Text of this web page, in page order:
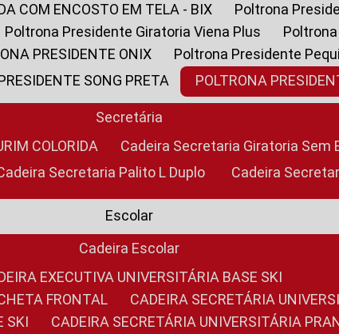
COM ENCOSTO EM TELA - BIX
Poltrona
Poltrona Presidente Giratoria Viena Plus
PRESIDENTE ONIX
Poltrona Presidente
SONG PRETA POLTRONA
Secretária
COLORIDA
Cadeira Secretaria Giratoria Sem
Cadeira Secretaria Palito L Duplo Cadeira
Escolar
Cadeira Escolar
EXECUTIVA UNIVERSITÁRIA BASE SKI
FRONTAL
CADEIRA SECRETÁRIA
SKI
CADEIRA SECRETÁRIA UNIVERSITÁRIA